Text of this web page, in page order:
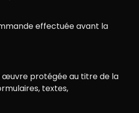
effectuée avant la
œuvre protégée au titre de la
textes,